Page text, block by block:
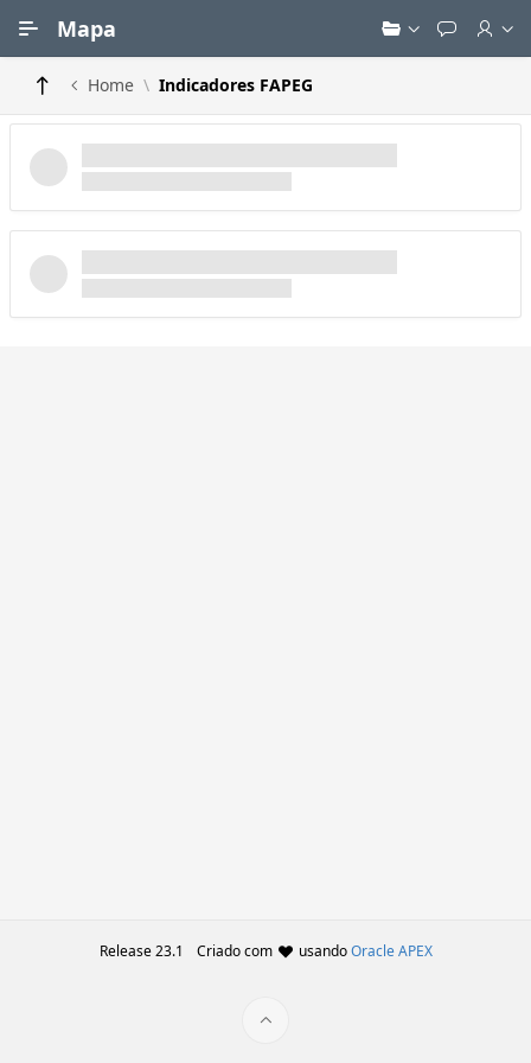
Mapa
Home Indicadores FAPEG
Release 23.1 Criado com usandoOracle APEX